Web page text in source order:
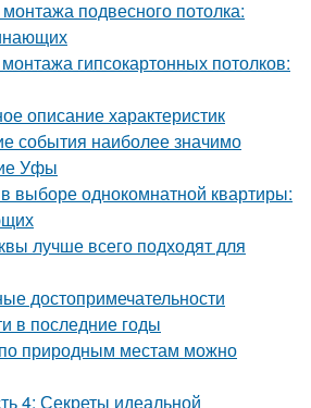
подвесного потолка:
гипсокартонных потолков:
описание характеристик
события наиболее значимо
Уфы
выборе однокомнатной квартиры:
лучше всего подходят для
достопримечательности
в последние годы
по природным местам можно
4: Секреты идеальной